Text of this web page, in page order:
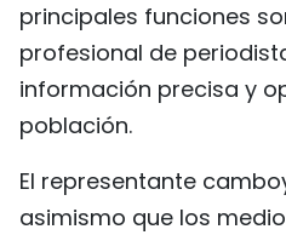
principales funciones
profesional de
información precisa y
población.
El representante
asimismo que los